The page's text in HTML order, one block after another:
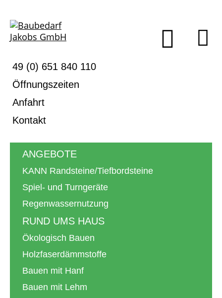
Servicemenü
49 (0) 651 840 110
Öffnungszeiten
Anfahrt
Kontakt
Hauptmenü
ANGEBOTE
KANN Randsteine/Tiefbordsteine
Spiel- und Turngeräte
Regenwassernutzung
RUND UMS HAUS
Ökologisch Bauen
Holzfaserdämmstoffe
Bauen mit Hanf
Bauen mit Lehm